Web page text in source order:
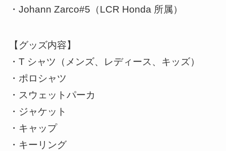
・Johann Zarco#5（LCR Honda 所属）
【グッズ内容】
・T シャツ（メンズ、レディース、キッズ）
・ポロシャツ
・スウェットパーカ
・ジャケット
・キャップ
・キーリング